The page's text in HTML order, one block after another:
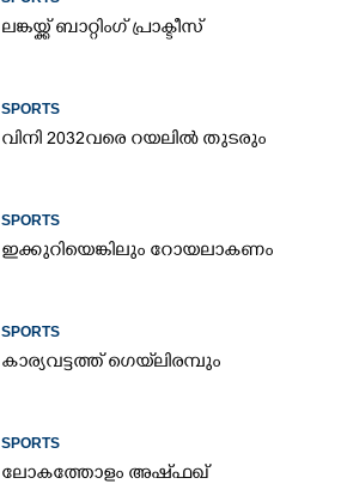
ലങ്കയ്ക്ക് ബാറ്റിംഗ് പ്രാക്ടീസ്
SPORTS
വിനി 2032വരെ റയലിൽ തുടരും
SPORTS
ഇക്കുറിയെങ്കിലും റോയലാകണം
SPORTS
കാര്യവട്ടത്ത് ഗെയ്‌ലിരമ്പും
SPORTS
ലോകത്തോളം അഷ്ഫഖ്